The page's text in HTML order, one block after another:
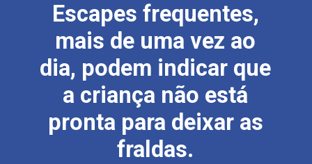
Escapes frequentes,
mais de uma vez ao
dia, podem indicar que
a criança não está
pronta para deixar as
fraldas.